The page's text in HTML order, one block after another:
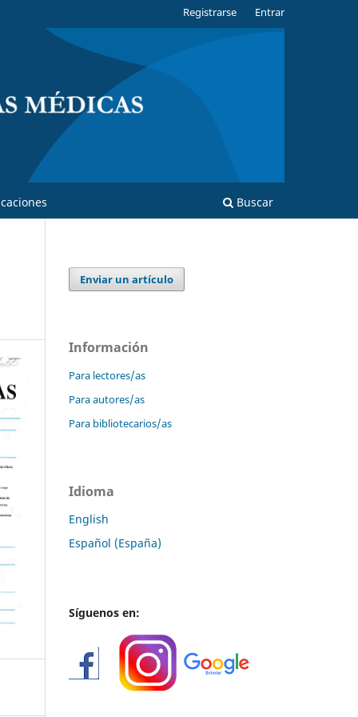
Buscar
Registrarse Entrar
Enviar un artículo
Información
Para lectores/as
Para autores/as
Para bibliotecarios/as
Idioma
English
Español (España)
Síguenos en: